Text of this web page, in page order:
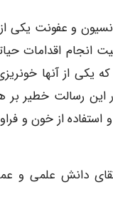
و عفونت یکی
انجام اقدامات
که یکی از آنها
این رسالت خطیر
از خون و
دانش علمی